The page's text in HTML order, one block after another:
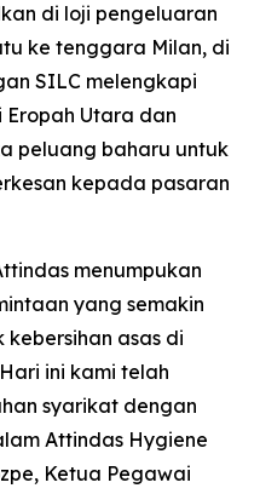
di loji pengeluaran
ke tenggara Milan, di
SILC melengkapi
Utara dan
peluang baharu untuk
kepada pasaran
menumpukan
yang semakin
asas di
ini kami telah
syarikat dengan
Attindas Hygiene
Ketua Pegawai